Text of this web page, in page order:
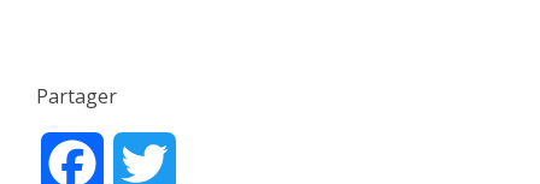
Partager
Facebook